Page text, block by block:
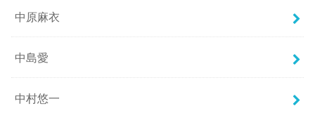
中原麻衣
中島愛
中村悠一